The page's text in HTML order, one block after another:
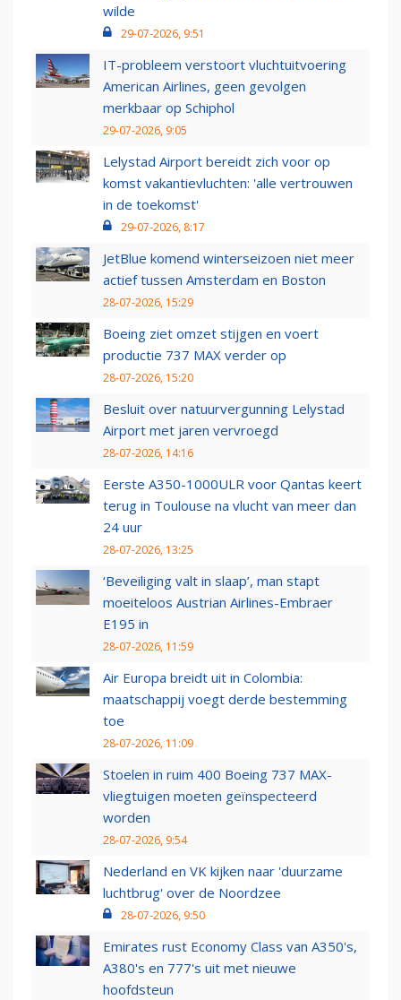
wilde
29-07-2026, 9:51
IT-probleem verstoort vluchtuitvoering
American Airlines, geen gevolgen
merkbaar op Schiphol
29-07-2026, 9:05
Lelystad Airport bereidt zich voor op
komst vakantievluchten: 'alle vertrouwen
in de toekomst'
29-07-2026, 8:17
JetBlue komend winterseizoen niet meer
actief tussen Amsterdam en Boston
28-07-2026, 15:29
Boeing ziet omzet stijgen en voert
productie 737 MAX verder op
28-07-2026, 15:20
Besluit over natuurvergunning Lelystad
Airport met jaren vervroegd
28-07-2026, 14:16
Eerste A350-1000ULR voor Qantas keert
terug in Toulouse na vlucht van meer dan
24 uur
28-07-2026, 13:25
‘Beveiliging valt in slaap’, man stapt
moeiteloos Austrian Airlines-Embraer
E195 in
28-07-2026, 11:59
Air Europa breidt uit in Colombia:
maatschappij voegt derde bestemming
toe
28-07-2026, 11:09
Stoelen in ruim 400 Boeing 737 MAX-
vliegtuigen moeten geïnspecteerd
worden
28-07-2026, 9:54
Nederland en VK kijken naar 'duurzame
luchtbrug' over de Noordzee
28-07-2026, 9:50
Emirates rust Economy Class van A350's,
A380's en 777's uit met nieuwe
hoofdsteun